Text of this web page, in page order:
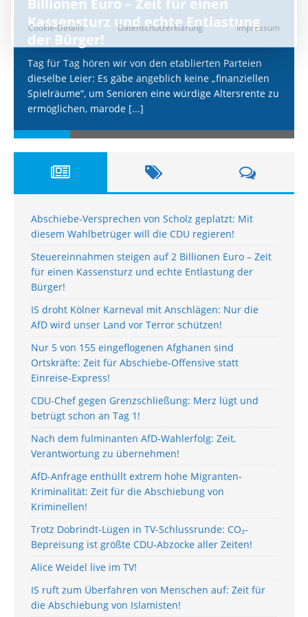
Billionen Euro – Zeit für einen
Kassensturz und echte Entlastung
der Bürger!
Tag für Tag hören wir von den etablierten Parteien
dieselbe Leier: Es gäbe angeblich keine „finanziellen
Spielräume“, um Senioren eine würdige Altersrente zu
ermöglichen, marode [...]
Abschiebe-Versprechen von Scholz geplatzt: Mit
diesem Wahlbetrüger will die CDU regieren!
Steuereinnahmen steigen auf 2 Billionen Euro – Zeit
für einen Kassensturz und echte Entlastung der
Bürger!
IS droht Kölner Karneval mit Anschlägen: Nur die
AfD wird unser Land vor Terror schützen!
Nur 5 von 155 eingeflogenen Afghanen sind
Ortskräfte: Zeit für Abschiebe-Offensive statt
Einreise-Express!
CDU-Chef gegen Grenzschließung: Merz lügt und
betrügt schon an Tag 1!
Nach dem fulminanten AfD-Wahlerfolg: Zeit,
Verantwortung zu übernehmen!
AfD-Anfrage enthüllt extrem hohe Migranten-
Kriminalität: Zeit für die Abschiebung von
Kriminellen!
Trotz Dobrindt-Lügen in TV-Schlussrunde: CO₂-
Bepreisung ist größte CDU-Abzocke aller Zeiten!
Alice Weidel live im TV!
IS ruft zum Überfahren von Menschen auf: Zeit für
die Abschiebung von Islamisten!